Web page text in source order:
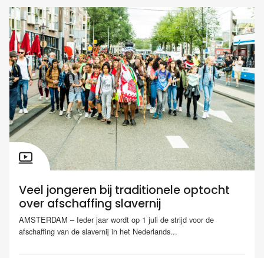
Veel jongeren bij traditionele optocht
over afschaffing slavernij
AMSTERDAM – Ieder jaar wordt op 1 juli de strijd voor de
afschaffing van de slavernij in het Nederlands...